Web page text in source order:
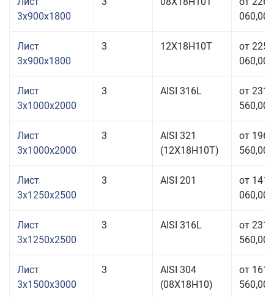
3x900x1800
060,00
Лист
3x900x1800
3 12Х18Н10Т
от 225
060,00
Лист
3x1000x2000
3 AISI 316L
от 231
560,00
Лист
3x1000x2000
3
AISI 321
(12Х18Н10Т)
от 196
560,00
Лист
3x1250x2500
3 AISI 201
от 141
060,00
Лист
3x1250x2500
3 AISI 316L
от 231
560,00
Лист
3x1500x3000
3
AISI 304
(08Х18Н10)
от 161
560,00